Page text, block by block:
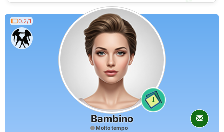
💕
0.2/1
1
Bambino
Molto tempo